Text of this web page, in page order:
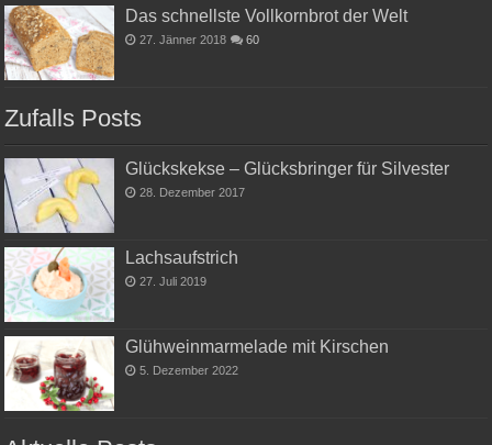
Das schnellste Vollkornbrot der Welt
27. Jänner 2018 60
Zufalls Posts
Glückskekse – Glücksbringer für Silvester
28. Dezember 2017
Lachsaufstrich
27. Juli 2019
Glühweinmarmelade mit Kirschen
5. Dezember 2022